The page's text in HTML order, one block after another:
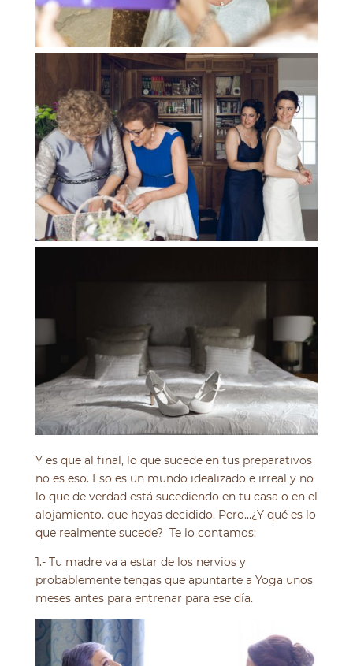
Y es que al final, lo que sucede en tus preparativos
no es eso. Eso es un mundo idealizado e irreal y no
lo que de verdad está sucediendo en tu casa o en el
alojamiento. que hayas decidido. Pero…¿Y qué es lo
que realmente sucede? Te lo contamos:
1.- Tu madre va a estar de los nervios y
probablemente tengas que apuntarte a Yoga unos
meses antes para entrenar para ese día.